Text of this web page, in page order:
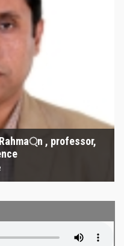
, professor,
Mahbubur
Department